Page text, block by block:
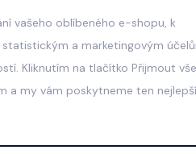
vašeho oblíbeného e-shopu, k
a marketingovým
Kliknutím na tlačítko Přijmout vše
a my vám poskytneme ten nejlepší